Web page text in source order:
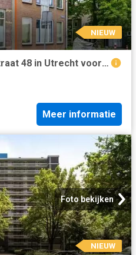
NIEUW
Huis te koop Oude Kerkstraat 48 in Utrecht voor € 535.000
Meer informatie
Foto bekijken
NIEUW